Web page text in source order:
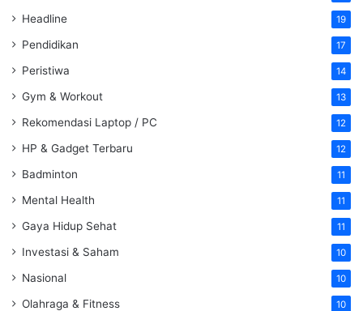
Headline 19
Pendidikan 17
Peristiwa 14
Gym & Workout 13
Rekomendasi Laptop / PC 12
HP & Gadget Terbaru 12
Badminton 11
Mental Health 11
Gaya Hidup Sehat 11
Investasi & Saham 10
Nasional 10
Olahraga & Fitness 10